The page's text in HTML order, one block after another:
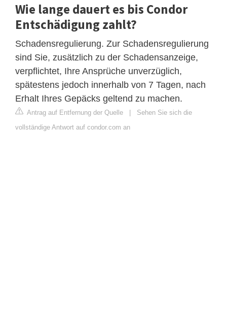
Wie lange dauert es bis Condor
Entschädigung zahlt?
Schadensregulierung. Zur Schadensregulierung
sind Sie, zusätzlich zu der Schadensanzeige,
verpflichtet, Ihre Ansprüche unverzüglich,
spätestens jedoch innerhalb von 7 Tagen, nach
Erhalt Ihres Gepäcks geltend zu machen.
Antrag auf Entfernung der Quelle | Sehen Sie sich die
vollständige Antwort auf condor.com an